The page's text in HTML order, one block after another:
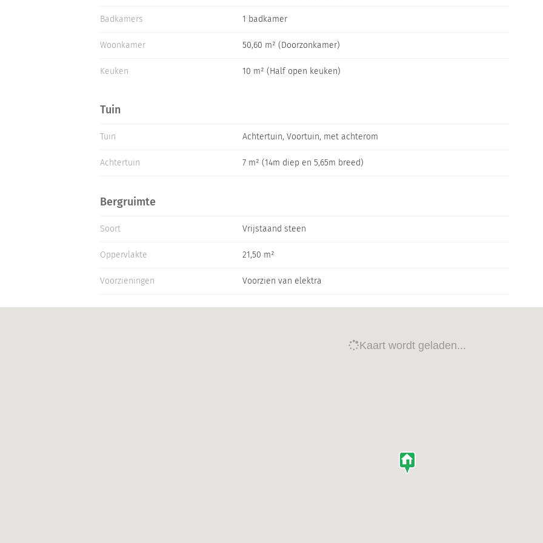
Badkamers 1 badkamer
Woonkamer 50,60 m² (Doorzonkamer)
Keuken 10 m² (Half open keuken)
Tuin
Tuin Achtertuin, Voortuin, met achterom
Achtertuin 7 m² (14m diep en 5,65m breed)
Bergruimte
Soort Vrijstaand steen
Oppervlakte 21,50 m²
Voorzieningen Voorzien van elektra